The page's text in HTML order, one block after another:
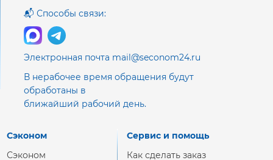
📬 Способы связи:
Электронная почта mail@seconom24.ru
В нерабочее время обращения будут
обработаны в
ближайший рабочий день.
Сэконом
Сэконом
Сервис и помощь
Как сделать заказ